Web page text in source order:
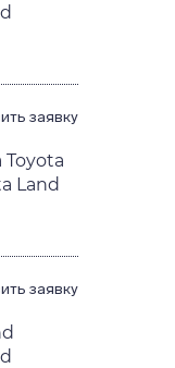
заявку
Land
заявку